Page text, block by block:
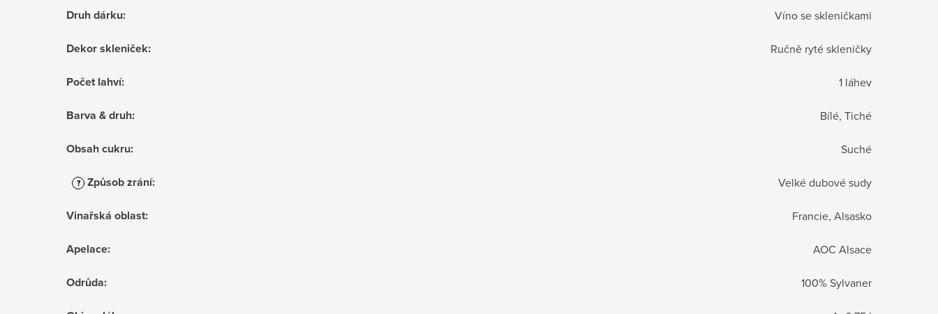
Druh dárku: Víno se skleničkami
Dekor skleniček: Ručně ryté skleničky
Počet lahví: 1 láhev
Barva & druh: Bílé, Tiché
Obsah cukru: Suché
? Způsob zrání: Velké dubové sudy
Vinařská oblast: Francie, Alsasko
Apelace: AOC Alsace
Odrůda: 100% Sylvaner